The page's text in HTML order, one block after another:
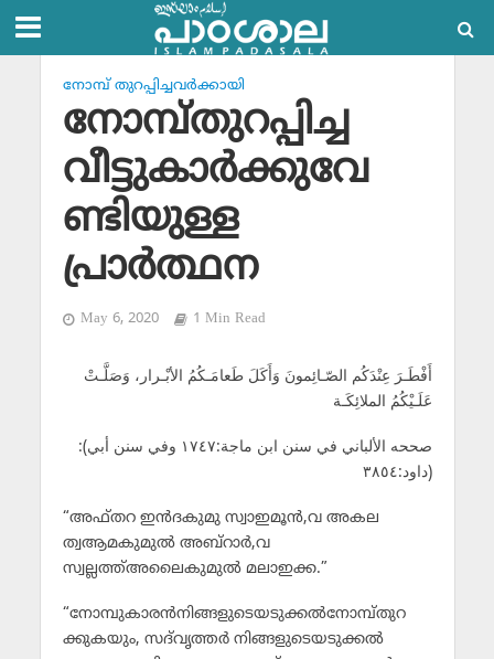
നോമ്പ് തുറപ്പിച്ചവര്‍ക്കായി
നോമ്പ്തുറപ്പിച്ച
വീട്ടുകാര്‍ക്കുവേ
ണ്ടിയുള്ള
പ്രാര്‍ത്ഥന
May 6, 2020 1 Min Read
أَفْطَـرَ عِنْدَكُم الصّـائِمونَ وَأَكَلَ طَعامَـكُمُ الأبْـرار، وَصَلَّـتْ
عَلَـيْكُمُ الملائِكَـة
:(صححه الألباني في سنن ابن ماجة:١٧٤٧ وفي سنن أبي
داود:٣٨٥٤)
“അഫ്തറ ഇന്‍ദകുമു സ്വാഇമൂന്‍,വ അകല
ത്വആമകുമുല്‍ അബ്റാര്‍,വ
സ്വല്ലത്ത്അലൈകുമുല്‍ മലാഇക്ക.”
“നോമ്പുകാരന്‍നിങ്ങളുടെയടുക്കല്‍നോമ്പ്തുറ
ക്കുകയും, സദ്‌വൃത്തര്‍ നിങ്ങളുടെയടുക്കല്‍